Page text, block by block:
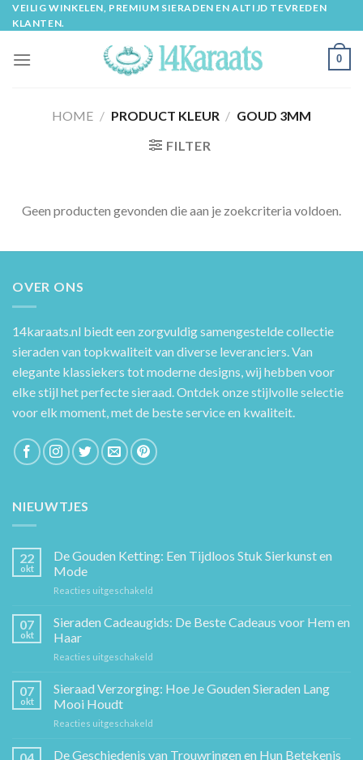
Skip
to
VEILIG WINKELEN, PREMIUM SIERADEN EN ALTIJD TEVREDEN
KLANTEN.
0
HOME / PRODUCT KLEUR / GOUD 3MM
FILTER
Geen producten gevonden die aan je zoekcriteria voldoen.
OVER ONS
14karaats.nl biedt een zorgvuldig samengestelde collectie
sieraden van topkwaliteit van diverse leveranciers. Van
elegante klassiekers tot moderne designs, wij hebben voor
elke stijl het perfecte sieraad. Ontdek onze stijlvolle selectie
voor elk moment, met de beste service en kwaliteit.
NIEUWTJES
22
okt
De Gouden Ketting: Een Tijdloos Stuk Sierkunst en
Mode
Reacties uitgeschakeld
Gouden
Ketting:
Sierkunst
en
07
okt
Sieraden Cadeaugids: De Beste Cadeaus voor Hem en
Haar
Reacties uitgeschakeld
Cadeaugids:
De
Hem
07
okt
Sieraad Verzorging: Hoe Je Gouden Sieraden Lang
Mooi Houdt
Reacties uitgeschakeld
Verzorging:
De Geschiedenis van Trouwringen en Hun Betekenis